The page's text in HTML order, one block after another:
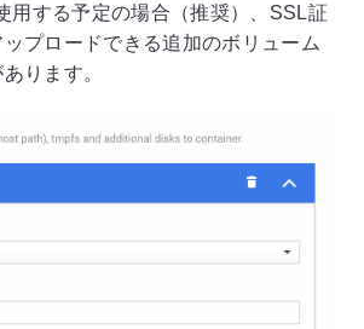
用する予定の場合（推奨）、SSL証
プロードできる追加のボリューム
ります。